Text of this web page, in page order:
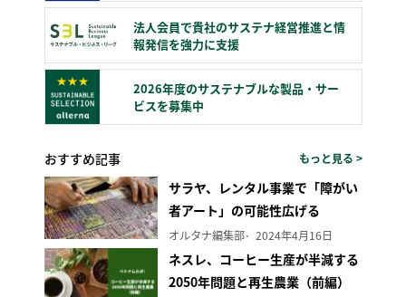
法人会員で貴社のサステナ経営推進と情
報発信を強力に支援
2026年度のサステナブルな製品・サー
ビスを募集中
おすすめ記事 もっと見る >
サラヤ、レンタル事業で「障がい
者アート」の可能性広げる
オルタナ編集部 2024年4月16日
ネスレ、コーヒー生産が半減する
2050年問題と再生農業（前編）